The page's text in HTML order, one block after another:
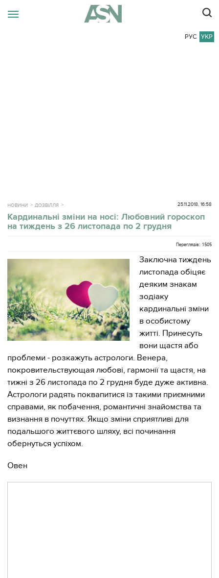
РУС УКР
НОВИНИ ДОЗВІЛЛЯ 25.11.2018, 16:58
Кардинальні зміни на носі: Любовний гороскоп
на тиждень з 26 листопада по 2 грудня
Переглядів: 1505
Заключна тиждень
листопада обіцяє
деяким знакам
зодіаку
кардинальні зміни
в особистому
житті. Принесуть
вони щастя або
проблеми - розкажуть астрологи. Венера,
покровительствующая любові, гармонії та щастя, на
тижні з 26 листопада по 2 грудня буде дуже активна.
Астрологи радять поквапитися із такими приємними
справами, як побачення, романтичні знайомства та
визнання в почуттях. Якщо зміни сприятливі для
подальшого життєвого шляху, всі починання
обернуться успіхом.
Овен